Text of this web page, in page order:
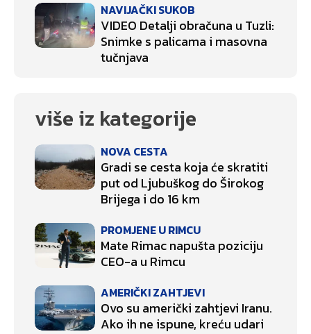
NAVIJAČKI SUKOB
VIDEO Detalji obračuna u Tuzli:
Snimke s palicama i masovna
tučnjava
više iz kategorije
NOVA CESTA
Gradi se cesta koja će skratiti
put od Ljubuškog do Širokog
Brijega i do 16 km
PROMJENE U RIMCU
Mate Rimac napušta poziciju
CEO-a u Rimcu
AMERIČKI ZAHTJEVI
Ovo su američki zahtjevi Iranu.
Ako ih ne ispune, kreću udari